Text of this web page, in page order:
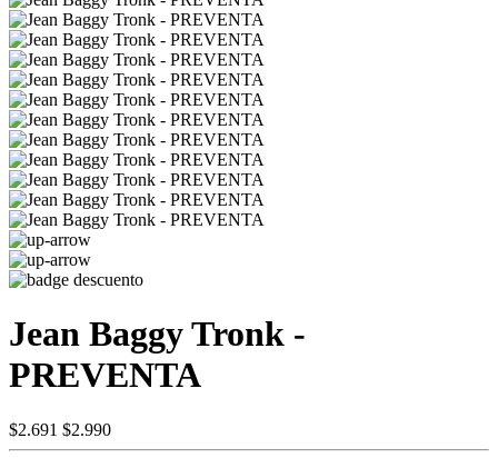
Jean Baggy Tronk -
PREVENTA
$2.691 $2.990